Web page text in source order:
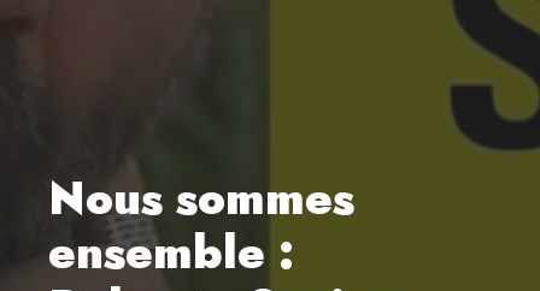
Nous sommes
ensemble :